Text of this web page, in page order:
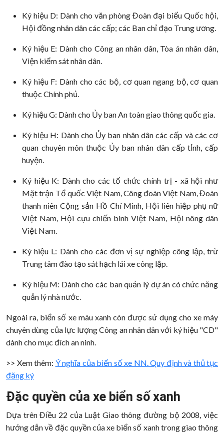
Ký hiệu D: Dành cho văn phòng Đoàn đại biểu Quốc hội,
Hội đồng nhân dân các cấp; các Ban chỉ đạo Trung ương.
Ký hiệu E: Dành cho Công an nhân dân, Tòa án nhân dân,
Viện kiểm sát nhân dân.
Ký hiệu F: Dành cho các bộ, cơ quan ngang bộ, cơ quan
thuộc Chính phủ.
Ký hiệu G: Dành cho Ủy ban An toàn giao thông quốc gia.
Ký hiệu H: Dành cho Ủy ban nhân dân các cấp và các cơ
quan chuyên môn thuộc Ủy ban nhân dân cấp tỉnh, cấp
huyện.
Ký hiệu K: Dành cho các tổ chức chính trị - xã hội như
Mặt trận Tổ quốc Việt Nam, Công đoàn Việt Nam, Đoàn
thanh niên Cộng sản Hồ Chí Minh, Hội liên hiệp phụ nữ
Việt Nam, Hội cựu chiến binh Việt Nam, Hội nông dân
Việt Nam.
Ký hiệu L: Dành cho các đơn vị sự nghiệp công lập, trừ
Trung tâm đào tạo sát hạch lái xe công lập.
Ký hiệu M: Dành cho các ban quản lý dự án có chức năng
quản lý nhà nước.
Ngoài ra, biển số xe màu xanh còn được sử dụng cho xe máy
chuyên dùng của lực lượng Công an nhân dân với ký hiệu "CD"
dành cho mục đích an ninh.
>> Xem thêm: Ý nghĩa của biển số xe NN. Quy định và thủ tục
đăng ký
Đặc quyền của xe biển số xanh
Dựa trên Điều 22 của Luật Giao thông đường bộ 2008, việc
hướng dẫn về đặc quyền của xe biển số xanh trong giao thông